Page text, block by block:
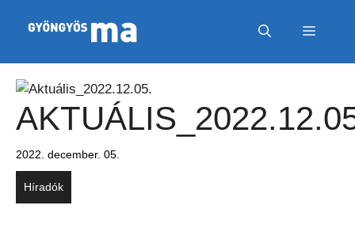
MENÜ
2022. december. 05.
Híradók